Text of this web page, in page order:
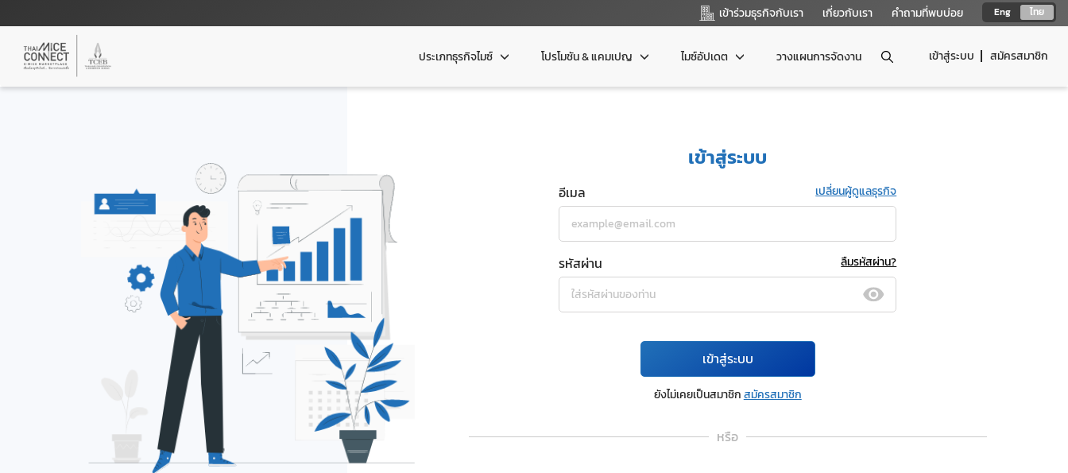
Eng ไทย
เข้าร่วมธุรกิจกับเรา เกี่ยวกับเรา คำถามที่พบบ่อย
เข้าสู่ระบบ สมัครสมาชิก
ประเภทธุรกิจไมซ์ โปรโมชัน & แคมเปญ ไมซ์อัปเดต วางแผนการจัดงาน
เข้าสู่ระบบ
อีเมล เปลี่ยนผู้ดูแลธุรกิจ
รหัสผ่าน ลืมรหัสผ่าน?
เข้าสู่ระบบ
ยังไม่เคยเป็นสมาชิกสมัครสมาชิก
หรือ